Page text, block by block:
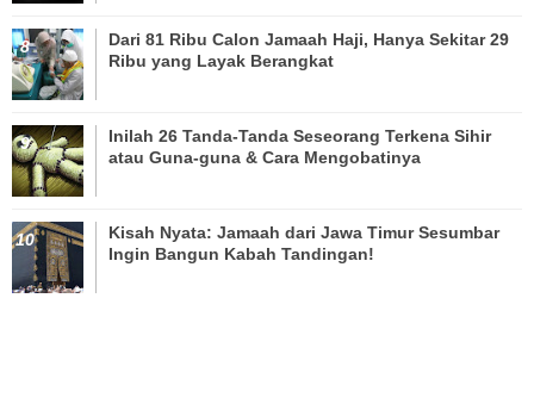
Dari 81 Ribu Calon Jamaah Haji, Hanya Sekitar 29
Ribu yang Layak Berangkat
Inilah 26 Tanda-Tanda Seseorang Terkena Sihir
atau Guna-guna & Cara Mengobatinya
Kisah Nyata: Jamaah dari Jawa Timur Sesumbar
Ingin Bangun Kabah Tandingan!